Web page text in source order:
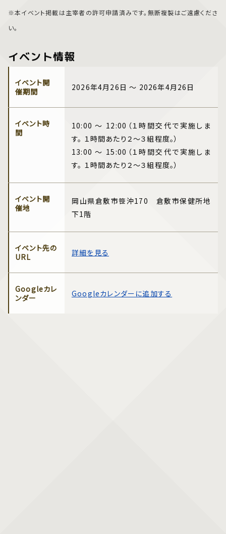
※本イベント掲載は主宰者の許可申請済みです。無断複製はご遠慮くださ
い。
イベント情報
イベント開
催期間
2026年4月26日 ～ 2026年4月26日
イベント時
間
10:00 ～ 12:00（１時間交代で実施しま
す。 １時間あたり２〜３組程度。）
13:00 ～ 15:00（１時間交代で実施しま
す。 １時間あたり２〜３組程度。）
イベント開
催地
岡山県倉敷市笹沖170 倉敷市保健所地
下1階
イベント先の
URL
詳細を見る
Googleカレ
ンダー
Googleカレンダーに追加する